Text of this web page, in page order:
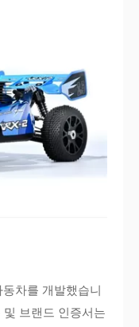
차를 개발했습니
브랜드 인증서는